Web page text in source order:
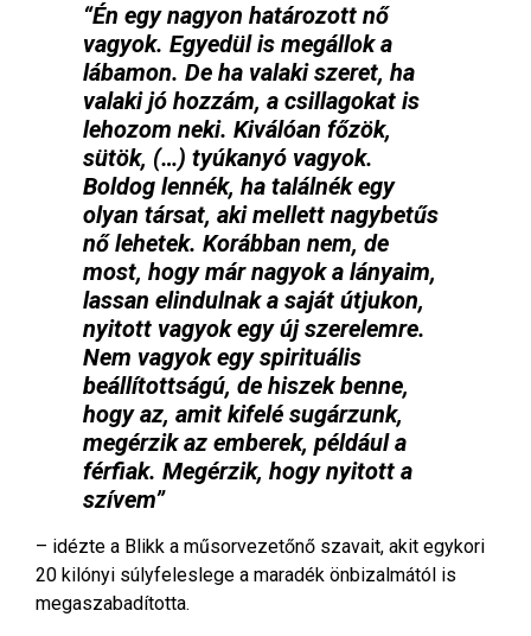
“Én egy nagyon határozott nő
vagyok. Egyedül is megállok a
lábamon. De ha valaki szeret, ha
valaki jó hozzám, a csillagokat is
lehozom neki. Kiválóan főzök,
sütök, (…) tyúkanyó vagyok.
Boldog lennék, ha találnék egy
olyan társat, aki mellett nagybetűs
nő lehetek. Korábban nem, de
most, hogy már nagyok a lányaim,
lassan elindulnak a saját útjukon,
nyitott vagyok egy új szerelemre.
Nem vagyok egy spirituális
beállítottságú, de hiszek benne,
hogy az, amit kifelé sugárzunk,
megérzik az emberek, például a
férfiak. Megérzik, hogy nyitott a
szívem”
– idézte a Blikk a műsorvezetőnő szavait, akit egykori
20 kilónyi súlyfeleslege a maradék önbizalmától is
megaszabadította.